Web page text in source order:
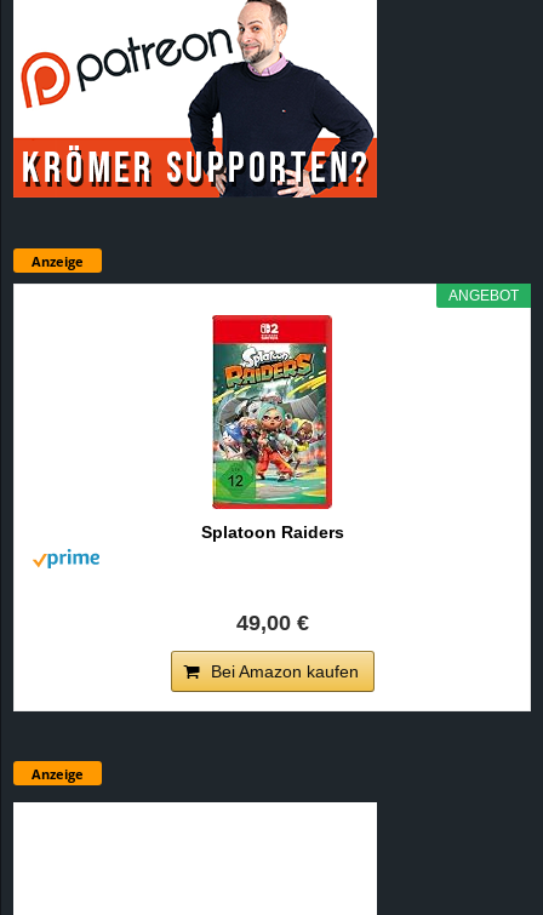
Anzeige
ANGEBOT
Splatoon Raiders
49,00 €
Bei Amazon kaufen
Anzeige